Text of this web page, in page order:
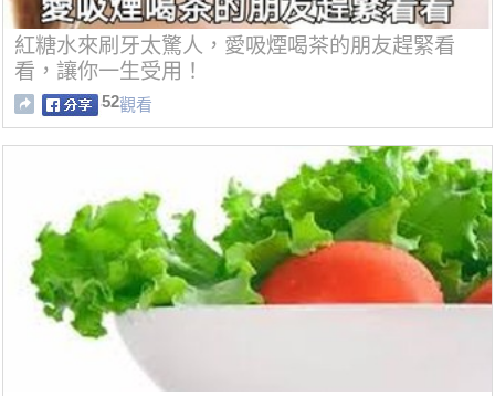
紅糖水來刷牙太驚人，愛吸煙喝茶的朋友趕緊看
看，讓你一生受用！
52觀看